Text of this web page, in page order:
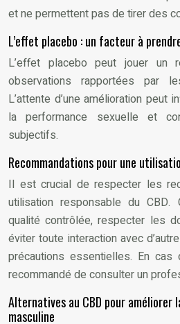
et ne permettent pas de tirer des
L’effet placebo : un facteur à
L’effet placebo peut jouer un
observations rapportées par
L’attente d’une amélioration peut
la performance sexuelle et
subjectifs.
Recommandations pour une
Il est crucial de respecter les
utilisation responsable du
qualité contrôlée, respecter les
éviter toute interaction avec
précautions essentielles. En
recommandé de consulter un
Alternatives au CBD pour améliorer
masculine